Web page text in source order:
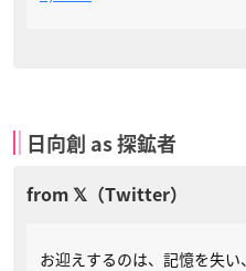
日向創 as 探鉱者
お迎えするのは、記憶を失い、